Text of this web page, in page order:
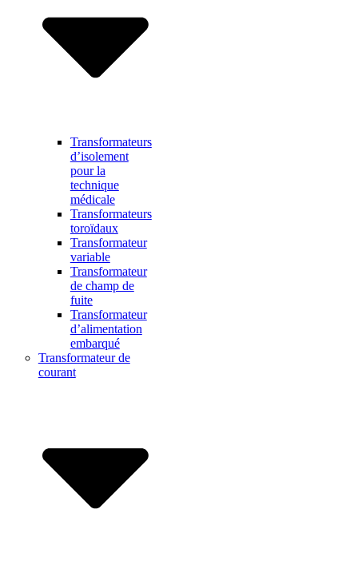
Transformateurs
d’isolement
pour la
technique
médicale
Transformateurs
toroïdaux
Transformateur
variable
Transformateur
de champ de
fuite
Transformateur
d’alimentation
embarqué
Transformateur de
courant